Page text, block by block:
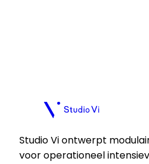
Plan een kennismaking
Studio Vi ontwerpt
voor operationeel